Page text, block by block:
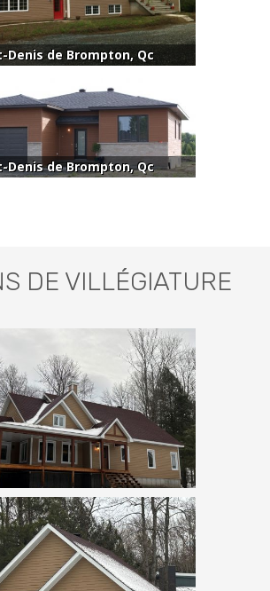
Denis de Brompton, Qc
Denis de Brompton, Qc
DE VILLÉGIATURE